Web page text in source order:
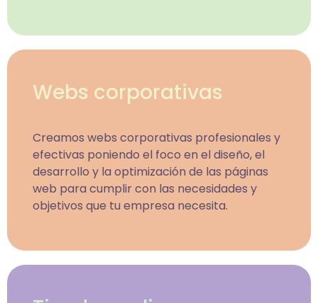
Webs corporativas
Creamos webs corporativas profesionales y
efectivas poniendo el foco en el diseño, el
desarrollo y la optimización de las páginas
web para cumplir con las necesidades y
objetivos que tu empresa necesita.